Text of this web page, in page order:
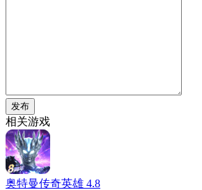
发布
相关游戏
奥特曼传奇英雄 4.8